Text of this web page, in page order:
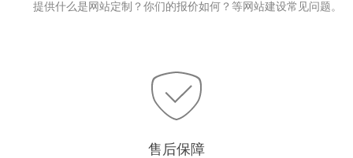
提供什么是网站定制？你们的报价如何？等网站建设常见问题。
售后保障